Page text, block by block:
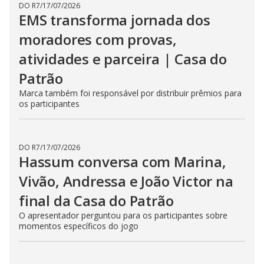
DO R7/17/07/2026
EMS transforma jornada dos
moradores com provas,
atividades e parceira | Casa do
Patrão
Marca também foi responsável por distribuir prêmios para
os participantes
DO R7/17/07/2026
Hassum conversa com Marina,
Vivão, Andressa e João Victor na
final da Casa do Patrão
O apresentador perguntou para os participantes sobre
momentos específicos do jogo